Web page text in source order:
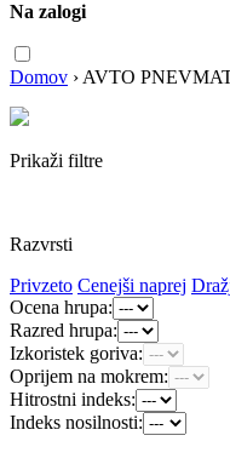
Na zalogi
Domov › AVTO
Prikaži filtre
Razvrsti
Privzeto Cenejši naprej
Ocena hrupa:
Razred hrupa:
Izkoristek goriva:
Oprijem na mokrem:
Hitrostni indeks:
Indeks nosilnosti: